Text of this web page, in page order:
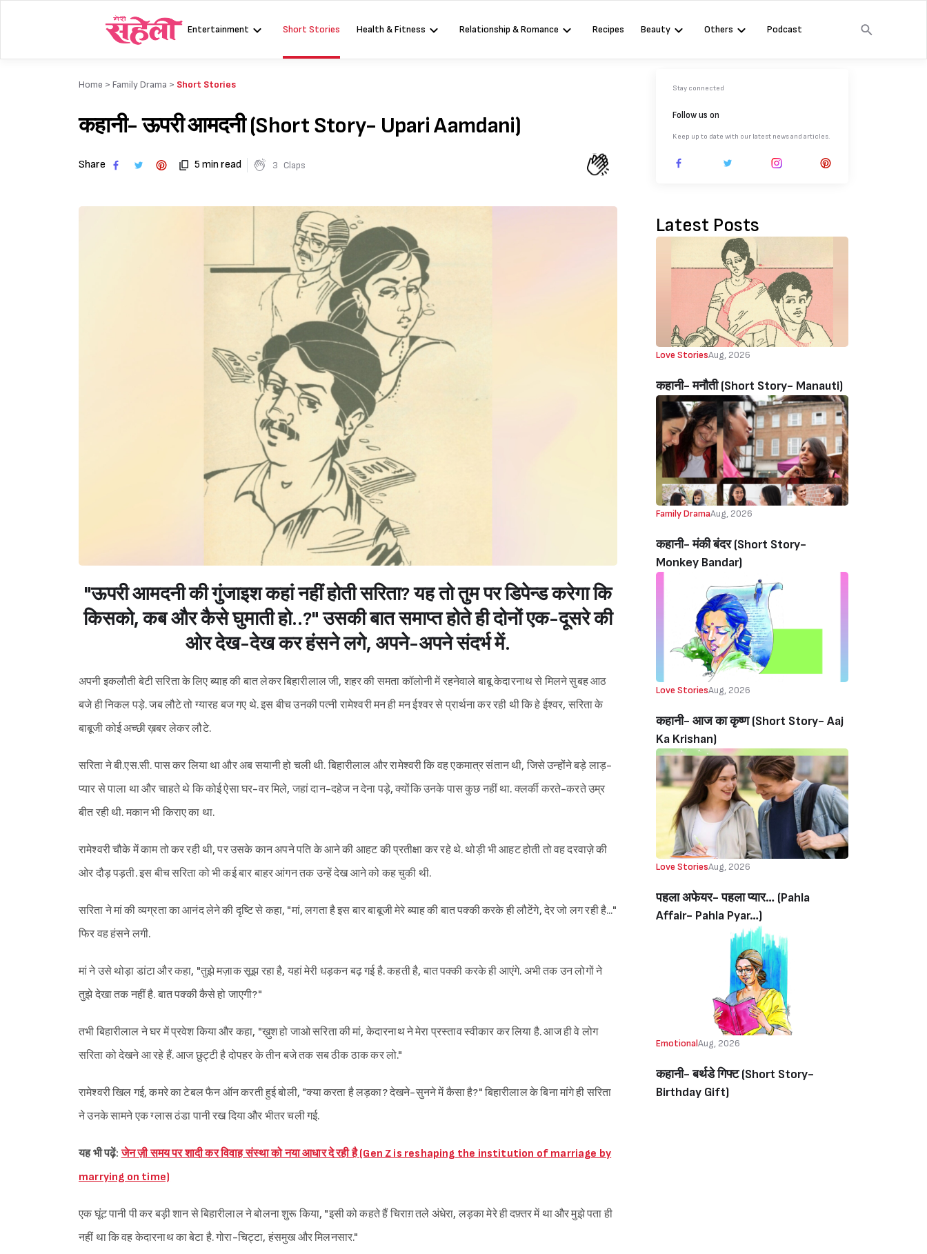
Entertainment Short Stories Health & Fitness Relationship & Romance Recipes Beauty Others Podcast
Home > Family Drama > Short Stories
कहानी- ऊपरी आमदनी (Short Story- Upari Aamdani)
Share 5 min read 3 Claps
"ऊपरी आमदनी की गुंजाइश कहां नहीं होती सरिता? यह तो तुम पर डिपेन्ड करेगा कि
किसको, कब और कैसे घुमाती हो..?" उसकी बात समाप्त होते ही दोनों एक-दूसरे की
ओर देख-देख कर हंसने लगे, अपने-अपने संदर्भ में.
अपनी इकलौती बेटी सरिता के लिए ब्याह की बात लेकर बिहारीलाल जी, शहर की समता कॉलोनी में रहनेवाले बाबू केदारनाथ से मिलने सुबह आठ
बजे ही निकल पड़े. जब लौटे तो ग्यारह बज गए थे. इस बीच उनकी पत्नी रामेश्वरी मन ही मन ईश्वर से प्रार्थना कर रही थी कि हे ईश्वर, सरिता के
बाबूजी कोई अच्छी ख़बर लेकर लौटे.
सरिता ने बी.एस.सी. पास कर लिया था और अब सयानी हो चली थी. बिहारीलाल और रामेश्वरी कि वह एकमात्र संतान थी, जिसे उन्होंने बड़े लाड़-
प्यार से पाला था और चाहते थे कि कोई ऐसा घर-वर मिले, जहां दान-दहेज न देना पड़े, क्योंकि उनके पास कुछ नहीं था. क्लर्की करते-करते उम्र
बीत रही थी. मकान भी किराए का था.
रामेश्वरी चौके में काम तो कर रही थी, पर उसके कान अपने पति के आने की आहट की प्रतीक्षा कर रहे थे. थोड़ी भी आहट होती तो वह दरवाज़े की
ओर दौड़ पड़ती. इस बीच सरिता को भी कई बार बाहर आंगन तक उन्हें देख आने को कह चुकी थी.
सरिता ने मां की व्यग्रता का आनंद लेने की दृष्टि से कहा, "मां, लगता है इस बार बाबूजी मेरे ब्याह की बात पक्की करके ही लौटेंगे, देर जो लग रही है..."
फिर वह हंसने लगी.
मां ने उसे थोड़ा डांटा और कहा, "तुझे मज़ाक सूझ रहा है, यहां मेरी धड़कन बढ़ गई है. कहती है, बात पक्की करके ही आएंगे. अभी तक उन लोगों ने
तुझे देखा तक नहीं है. बात पक्की कैसे हो जाएगी?"
तभी बिहारीलाल ने घर में प्रवेश किया और कहा, "ख़ुश हो जाओ सरिता की मां, केदारनाथ ने मेरा प्रस्ताव स्वीकार कर लिया है. आज ही वे लोग
सरिता को देखने आ रहे हैं. आज छुट्टी है दोपहर के तीन बजे तक सब ठीक ठाक कर लो."
रामेश्वरी खिल गई, कमरे का टेबल फैन ऑन करती हुई बोली, "क्या करता है लड़का? देखने-सुनने में कैसा है?" बिहारीलाल के बिना मांगे ही सरिता
ने उनके सामने एक ग्लास ठंडा पानी रख दिया और भीतर चली गई.
यह भी पढ़ें:जेन ज़ी समय पर शादी कर विवाह संस्था को नया आधार दे रही है (Gen Z is reshaping the institution of marriage by
marrying on time)
एक घूंट पानी पी कर बड़ी शान से बिहारीलाल ने बोलना शुरू किया, "इसी को कहते हैं चिराग़ तले अंधेरा, लड़का मेरे ही दफ़्तर में था और मुझे पता ही
नहीं था कि वह केदारनाथ का बेटा है. गोरा-चिट्टा, हंसमुख और मिलनसार."
Stay connected
Follow us on
Keep up to date with our latest news and articles.
Latest Posts
Love StoriesAug, 2026
कहानी- मनौती (Short Story- Manauti)
Family DramaAug, 2026
कहानी- मंकी बंदर‌ (Short Story-
Monkey Bandar)
Love StoriesAug, 2026
कहानी- आज का कृष्ण (Short Story- Aaj
Ka Krishan)
Love StoriesAug, 2026
पहला अफेयर- पहला प्यार… (Pahla
Affair- Pahla Pyar…)
EmotionalAug, 2026
कहानी- बर्थडे गिफ्ट (Short Story-
Birthday Gift)